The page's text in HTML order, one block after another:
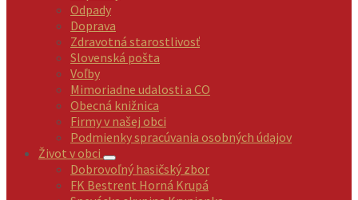
Odpady
Doprava
Zdravotná starostlivosť
Slovenská pošta
Voľby
Mimoriadne udalosti a CO
Obecná knižnica
Firmy v našej obci
Podmienky spracúvania osobných údajov
Život v obci
Dobrovoľný hasičský zbor
FK Bestrent Horná Krupá